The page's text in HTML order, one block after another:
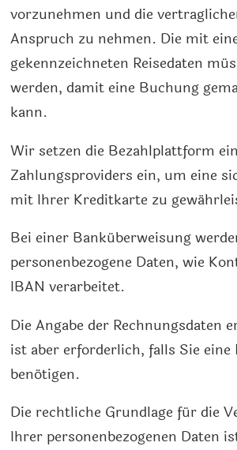
vorzunehmen und die
Anspruch zu nehmen. Die mit
gekennzeichneten Reisedaten
werden, damit eine Buchung
kann.
Wir setzen die Bezahlplattform
Zahlungsproviders ein, um eine
mit Ihrer Kreditkarte zu
Bei einer Banküberweisung
personenbezogene Daten, wie
IBAN verarbeitet.
Die Angabe der Rechnungsdaten
ist aber erforderlich, falls Sie eine
benötigen.
Die rechtliche Grundlage für die
Ihrer personenbezogenen Daten